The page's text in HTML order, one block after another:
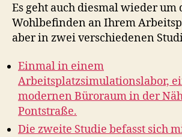
Es geht auch diesmal wieder um
Wohlbefinden an Ihrem
aber in zwei verschiedenen
Einmal in einem
Arbeitsplatzsimulationslabor,
modernen Büroraum in der
Pontstraße.
Die zweite Studie befasst sich